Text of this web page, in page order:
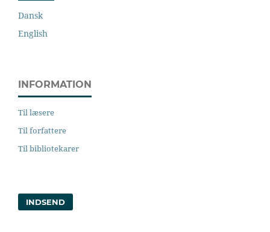
Dansk
English
INFORMATION
Til læsere
Til forfattere
Til bibliotekarer
INDSEND